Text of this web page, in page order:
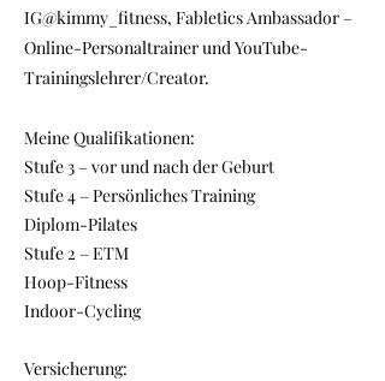
IG@kimmy_fitness, Fabletics Ambassador –
Online-Personaltrainer und YouTube-
Trainingslehrer/Creator.
Meine Qualifikationen:
Stufe 3 – vor und nach der Geburt
Stufe 4 – Persönliches Training
Diplom-Pilates
Stufe 2 – ETM
Hoop-Fitness
Indoor-Cycling
Versicherung: